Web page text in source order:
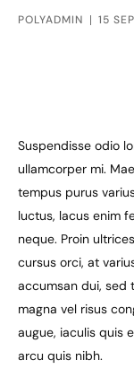
POLYADMIN 15
Suspendisse odio
ullamcorper mi.
tempus purus
luctus, lacus enim
neque. Proin
cursus orci, at
accumsan dui, sed
magna vel risus
augue, iaculis quis
arcu quis nibh.